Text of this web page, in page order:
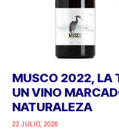
MUSCO 2022, LA
UN VINO
NATURALEZA
22 JULIO, 2026